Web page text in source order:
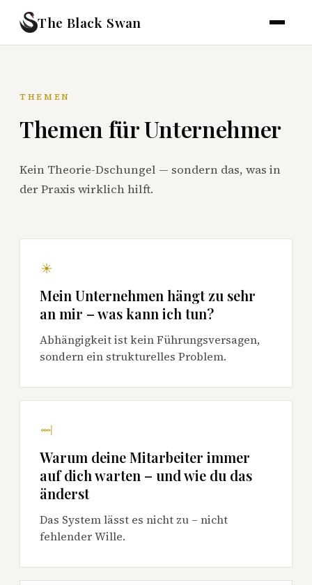
The Black Swan
THEMEN
Themen für Unternehmer
Kein Theorie-Dschungel — sondern das, was in
der Praxis wirklich hilft.
Mein Unternehmen hängt zu sehr
an mir – was kann ich tun?
Abhängigkeit ist kein Führungsversagen,
sondern ein strukturelles Problem.
Warum deine Mitarbeiter immer
auf dich warten – und wie du das
änderst
Das System lässt es nicht zu – nicht
fehlender Wille.